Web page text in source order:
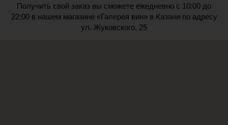
Получить свой заказ вы сможете ежедневно с 10:00 до
22:00 в нашем магазине «Галерея вин» в Казани по адресу
ул. Жуковского, 25